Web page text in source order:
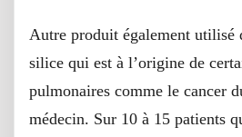
Autre produit également utilisé
silice qui est à l’origine de
pulmonaires comme le cancer
médecin. Sur 10 à 15 patients